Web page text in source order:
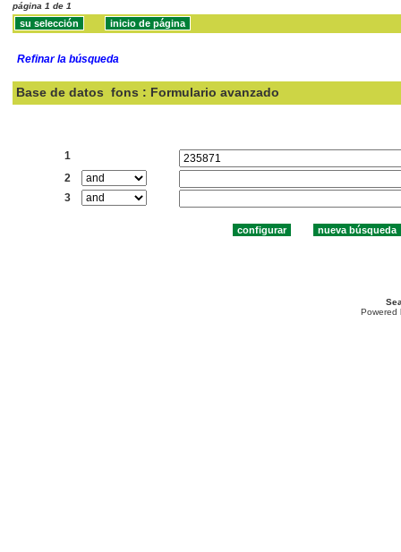
página 1 de 1
Refinar la búsqueda
Base de datos fons : Formulario avanzado
1
2
3